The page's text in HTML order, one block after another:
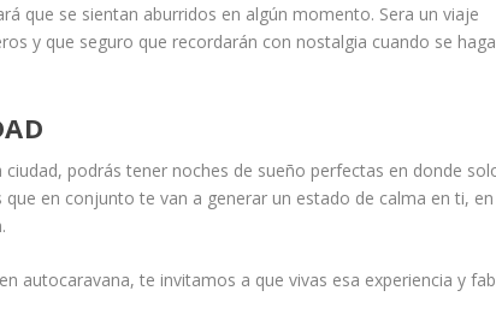
que se sientan aburridos en algún momento. Sera un viaje
y que seguro que recordarán con nostalgia cuando se
podrás tener noches de sueño perfectas en donde
en conjunto te van a generar un estado de calma en ti,
autocaravana, te invitamos a que vivas esa experiencia y